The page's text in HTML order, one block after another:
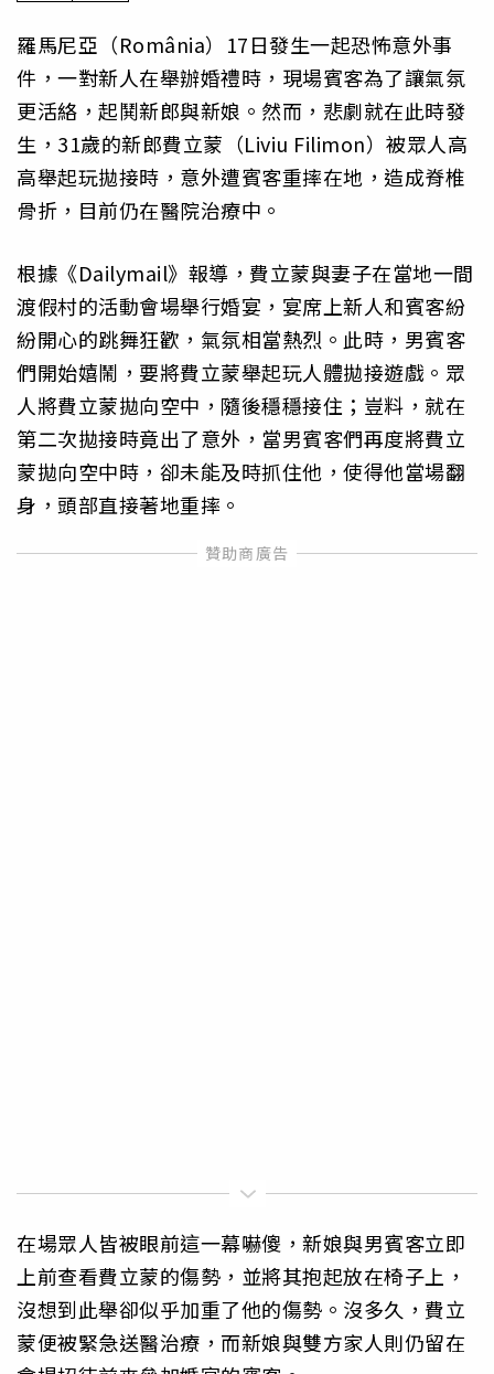
羅馬尼亞（România）17日發生一起恐怖意外事
件，一對新人在舉辦婚禮時，現場賓客為了讓氣氛
更活絡，起鬨新郎與新娘。然而，悲劇就在此時發
生，31歲的新郎費立蒙（Liviu Filimon）被眾人高
高舉起玩拋接時，意外遭賓客重摔在地，造成脊椎
骨折，目前仍在醫院治療中。
根據《Dailymail》報導，費立蒙與妻子在當地一間
渡假村的活動會場舉行婚宴，宴席上新人和賓客紛
紛開心的跳舞狂歡，氣氛相當熱烈。此時，男賓客
們開始嬉鬧，要將費立蒙舉起玩人體拋接遊戲。眾
人將費立蒙拋向空中，隨後穩穩接住；豈料，就在
第二次拋接時竟出了意外，當男賓客們再度將費立
蒙拋向空中時，卻未能及時抓住他，使得他當場翻
身，頭部直接著地重摔。
在場眾人皆被眼前這一幕嚇傻，新娘與男賓客立即
上前查看費立蒙的傷勢，並將其抱起放在椅子上，
沒想到此舉卻似乎加重了他的傷勢。沒多久，費立
蒙便被緊急送醫治療，而新娘與雙方家人則仍留在